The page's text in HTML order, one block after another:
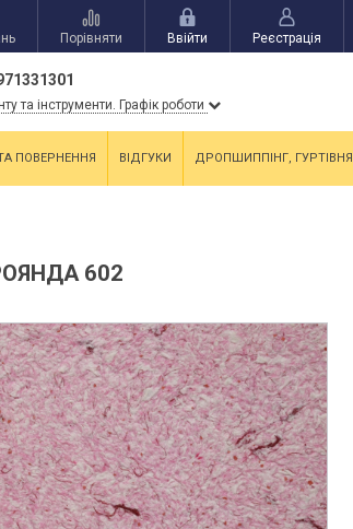
Порівняти Ввійти Реєстрація
та інструменти. Графік роботи
ПОВЕРНЕННЯ ВІДГУКИ ДРОПШИППІНГ, ГУРТІВНЯ
602